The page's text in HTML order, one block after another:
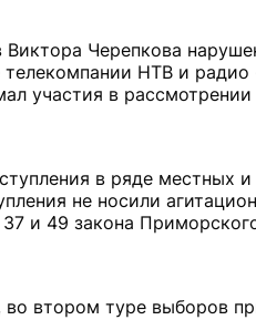
Виктора Черепкова
телекомпании НТВ и
участия в
в ряде местных
не носили
и 49 закона
втором туре выборов